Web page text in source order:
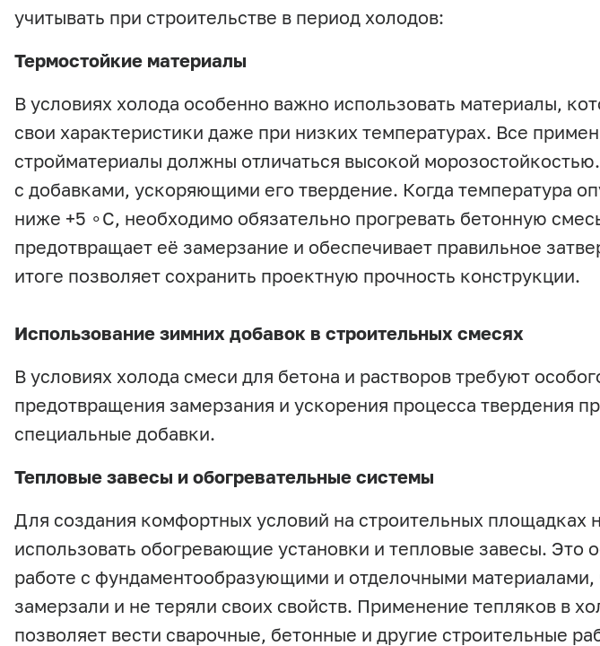
учитывать при строительстве в период холодов:
Термостойкие материалы
В условиях холода особенно важно использовать материалы,
свои характеристики даже при низких температурах. Все
стройматериалы должны отличаться высокой
с добавками, ускоряющими его твердение. Когда температура
ниже +5 ∘C, необходимо обязательно прогревать бетонную
предотвращает её замерзание и обеспечивает правильное
итоге позволяет сохранить проектную прочность конструкции.
Использование зимних добавок в строительных смесях
В условиях холода смеси для бетона и растворов требуют
предотвращения замерзания и ускорения процесса твердения
специальные добавки.
Тепловые завесы и обогревательные системы
Для создания комфортных условий на строительных площадках
использовать обогревающие установки и тепловые завесы. Это
работе с фундаментообразующими и отделочными материалами,
замерзали и не теряли своих свойств. Применение тепляков в
позволяет вести сварочные, бетонные и другие строительные